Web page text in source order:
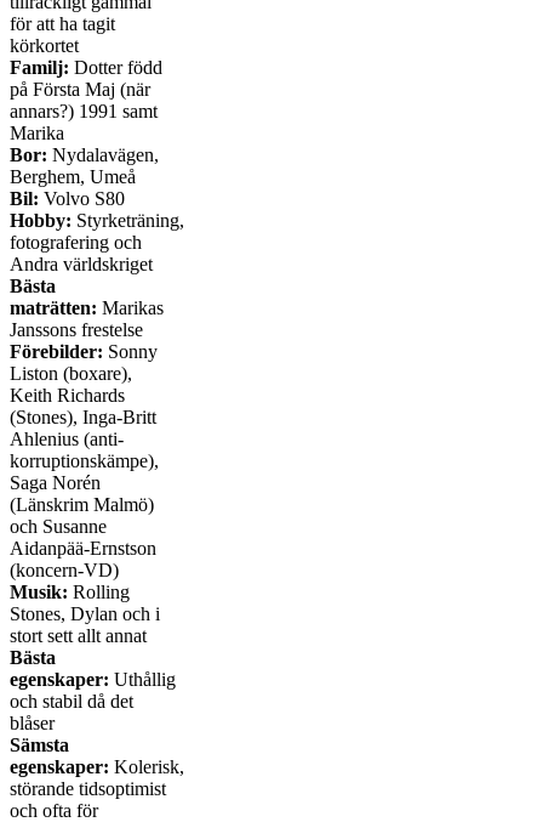
för att ha tagit
körkortet
Familj: Dotter född
på Första Maj (när
annars?) 1991 samt
Marika
Bor: Nydalavägen,
Berghem, Umeå
Bil: Volvo S80
Hobby: Styrketräning,
fotografering och
Andra världskriget
Bästa
maträtten: Marikas
Janssons frestelse
Förebilder: Sonny
Liston (boxare),
Keith Richards
(Stones), Inga-Britt
Ahlenius (anti-
korruptionskämpe),
Saga Norén
(Länskrim Malmö)
och Susanne
Aidanpää-Ernstson
(koncern-VD)
Musik: Rolling
Stones, Dylan och i
stort sett allt annat
Bästa
egenskaper: Uthållig
och stabil då det
blåser
Sämsta
egenskaper: Kolerisk,
störande tidsoptimist
och ofta för